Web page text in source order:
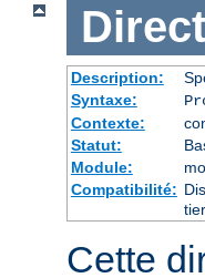
Description:
Syntaxe:
Contexte:
Statut:
Module:
Compatibilité:
Cette